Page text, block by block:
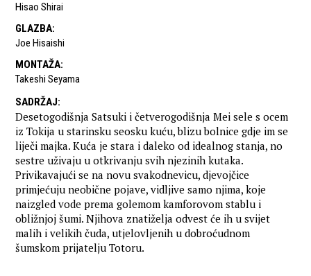
Hisao Shirai
GLAZBA:
Joe Hisaishi
MONTAŽA:
Takeshi Seyama
SADRŽAJ:
Desetogodišnja Satsuki i četverogodišnja Mei sele s ocem
iz Tokija u starinsku seosku kuću, blizu bolnice gdje im se
liječi majka. Kuća je stara i daleko od idealnog stanja, no
sestre uživaju u otkrivanju svih njezinih kutaka.
Privikavajući se na novu svakodnevicu, djevojčice
primjećuju neobične pojave, vidljive samo njima, koje
naizgled vode prema golemom kamforovom stablu i
obližnjoj šumi. Njihova znatiželja odvest će ih u svijet
malih i velikih čuda, utjelovljenih u dobroćudnom
šumskom prijatelju Totoru.